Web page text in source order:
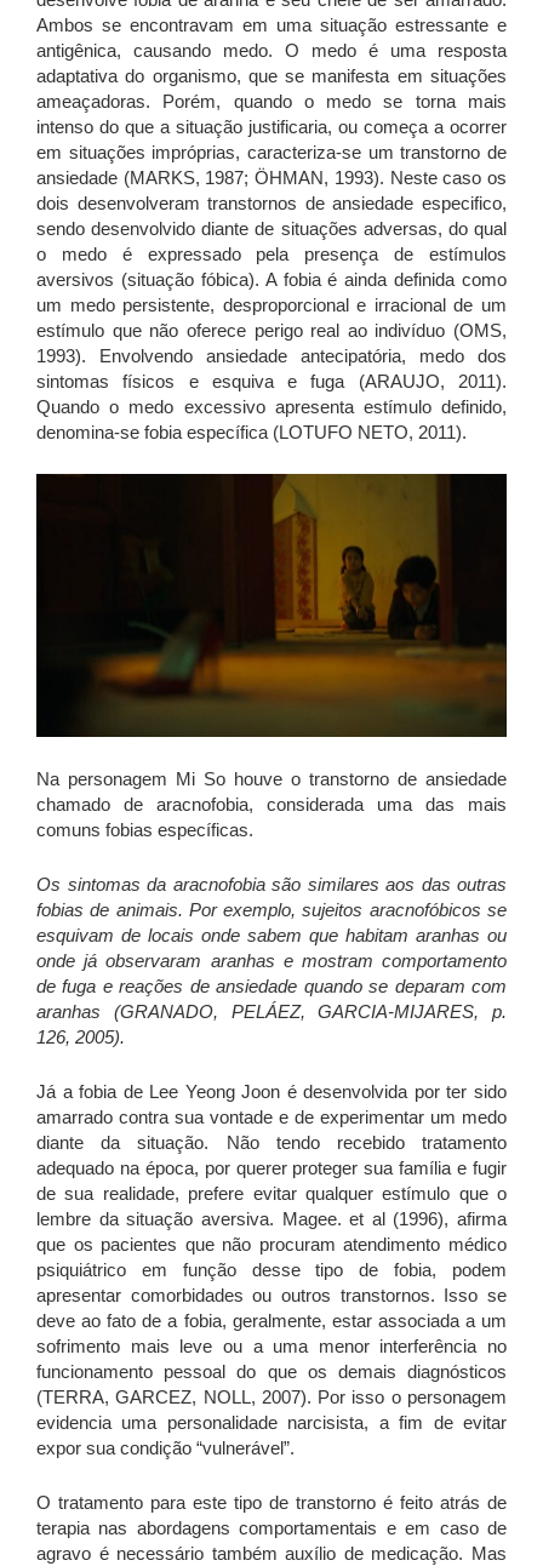
Ambos se encontravam em uma situação estressante e
antigênica, causando medo. O medo é uma resposta
adaptativa do organismo, que se manifesta em situações
ameaçadoras. Porém, quando o medo se torna mais
intenso do que a situação justificaria, ou começa a ocorrer
em situações impróprias, caracteriza-se um transtorno de
ansiedade (MARKS, 1987; ÖHMAN, 1993). Neste caso os
dois desenvolveram transtornos de ansiedade especifico,
sendo desenvolvido diante de situações adversas, do qual
o medo é expressado pela presença de estímulos
aversivos (situação fóbica). A fobia é ainda definida como
um medo persistente, desproporcional e irracional de um
estímulo que não oferece perigo real ao indivíduo (OMS,
1993). Envolvendo ansiedade antecipatória, medo dos
sintomas físicos e esquiva e fuga (ARAUJO, 2011).
Quando o medo excessivo apresenta estímulo definido,
denomina-se fobia específica (LOTUFO NETO, 2011).
Na personagem Mi So houve o transtorno de ansiedade
chamado de aracnofobia, considerada uma das mais
comuns fobias específicas.
Os sintomas da aracnofobia são similares aos das outras
fobias de animais. Por exemplo, sujeitos aracnofóbicos se
esquivam de locais onde sabem que habitam aranhas ou
onde já observaram aranhas e mostram comportamento
de fuga e reações de ansiedade quando se deparam com
aranhas (GRANADO, PELÁEZ, GARCIA-MIJARES, p.
126, 2005).
Já a fobia de Lee Yeong Joon é desenvolvida por ter sido
amarrado contra sua vontade e de experimentar um medo
diante da situação. Não tendo recebido tratamento
adequado na época, por querer proteger sua família e fugir
de sua realidade, prefere evitar qualquer estímulo que o
lembre da situação aversiva. Magee. et al (1996), afirma
que os pacientes que não procuram atendimento médico
psiquiátrico em função desse tipo de fobia, podem
apresentar comorbidades ou outros transtornos. Isso se
deve ao fato de a fobia, geralmente, estar associada a um
sofrimento mais leve ou a uma menor interferência no
funcionamento pessoal do que os demais diagnósticos
(TERRA, GARCEZ, NOLL, 2007). Por isso o personagem
evidencia uma personalidade narcisista, a fim de evitar
expor sua condição “vulnerável”.
O tratamento para este tipo de transtorno é feito atrás de
terapia nas abordagens comportamentais e em caso de
agravo é necessário também auxílio de medicação. Mas